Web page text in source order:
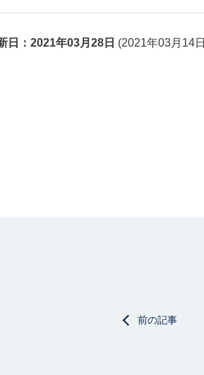
日： 2021年03月28日 (2021年03月14日
前の記事